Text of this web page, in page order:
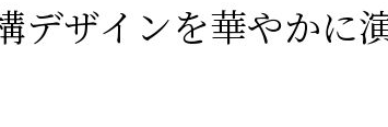
デザインを華やかに